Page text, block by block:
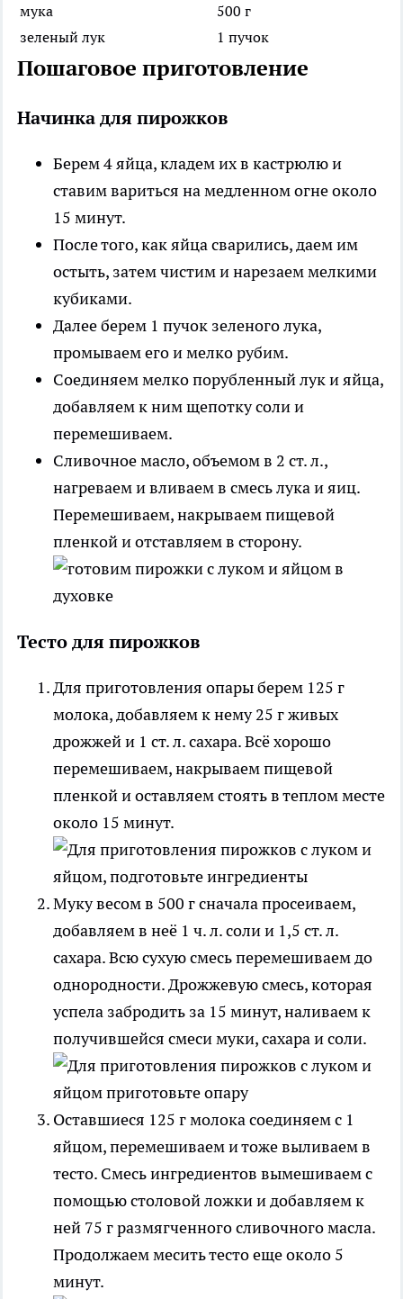
мука
500 г
зеленый лук
1 пучок
Пошаговое приготовление
Начинка для пирожков
Берем 4 яйца, кладем их в кастрюлю и
ставим вариться на медленном огне около
15 минут.
После того, как яйца сварились, даем им
остыть, затем чистим и нарезаем мелкими
кубиками.
Далее берем 1 пучок зеленого лука,
промываем его и мелко рубим.
Соединяем мелко порубленный лук и яйца,
добавляем к ним щепотку соли и
перемешиваем.
Сливочное масло, объемом в 2 ст. л.,
нагреваем и вливаем в смесь лука и яиц.
Перемешиваем, накрываем пищевой
пленкой и отставляем в сторону.
Тесто для пирожков
Для приготовления опары берем 125 г
молока, добавляем к нему 25 г живых
дрожжей и 1 ст. л. сахара. Всё хорошо
перемешиваем, накрываем пищевой
пленкой и оставляем стоять в теплом месте
около 15 минут.
Муку весом в 500 г сначала просеиваем,
добавляем в неё 1 ч. л. соли и 1,5 ст. л.
сахара. Всю сухую смесь перемешиваем до
однородности. Дрожжевую смесь, которая
успела забродить за 15 минут, наливаем к
получившейся смеси муки, сахара и соли.
Оставшиеся 125 г молока соединяем с 1
яйцом, перемешиваем и тоже выливаем в
тесто. Смесь ингредиентов вымешиваем с
помощью столовой ложки и добавляем к
ней 75 г размягченного сливочного масла.
Продолжаем месить тесто еще около 5
минут.